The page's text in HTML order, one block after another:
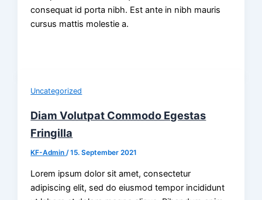
consequat id porta nibh. Est ante in nibh mauris
cursus mattis molestie a.
Uncategorized
Diam Volutpat Commodo Egestas
Fringilla
KF-Admin/15. September 2021
Lorem ipsum dolor sit amet, consectetur
adipiscing elit, sed do eiusmod tempor incididunt